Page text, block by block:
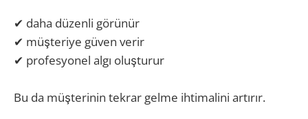
✔ daha düzenli görünür
✔ müşteriye güven verir
✔ profesyonel algı oluşturur
Bu da müşterinin tekrar gelme ihtimalini artırır.